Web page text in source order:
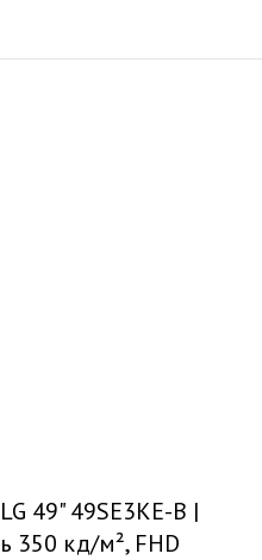
49" 49SE3KE-B |
350 кд/м², FHD